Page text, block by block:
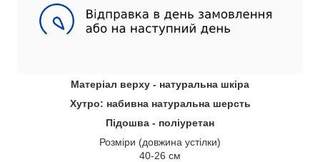
Матеріал верху - натуральна шкіра
Хутро: набивна натуральна шерсть
Підошва - поліуретан
Розміри (довжина устілки)
40-26 см